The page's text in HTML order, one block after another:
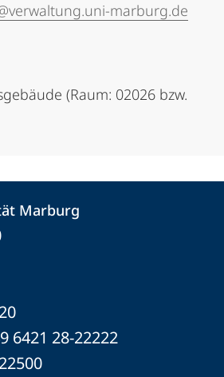
marburg.de
(Raum: 02026 bzw.
Marburg
6421 28-22222